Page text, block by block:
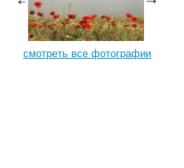
смотреть все фотографии